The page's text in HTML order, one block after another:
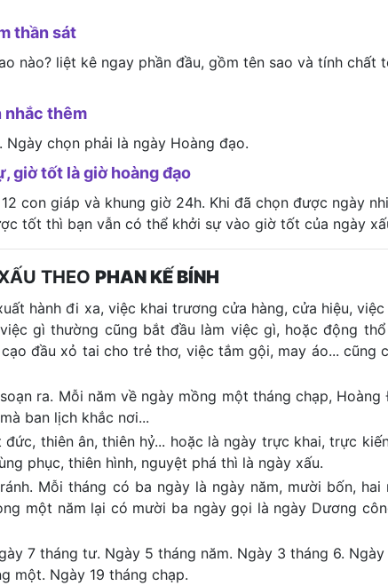
thần sát
nào? liệt kê ngay phần đầu, gồm tên sao và tính chất
nhắc thêm
chọn phải là ngày Hoàng đạo.
giờ tốt là giờ hoàng đạo
con giáp và khung giờ 24h. Khi đã chọn được ngày
tốt thì bạn vẫn có thể khởi sự vào giờ tốt của ngày
THEO PHAN KẾ BÍNH
hành đi xa, việc khai trương cửa hàng, cửa hiệu,
gì thường cũng bắt đầu làm việc gì, hoặc động
đầu xỏ tai cho trẻ thơ, việc tắm gội, may áo... cũng
ra. Mỗi năm về ngày mồng một tháng chạp,
ban lịch khắc nơi...
thiên ân, thiên hỷ... hoặc là ngày trực khai, trực
phục, thiên hình, nguyệt phá thì là ngày xấu.
Mỗi tháng có ba ngày là ngày năm, mười bốn,
một năm lại có mười ba ngày gọi là ngày Dương
7 tháng tư. Ngày 5 tháng năm. Ngày 3 tháng 6.
một. Ngày 19 tháng chạp.